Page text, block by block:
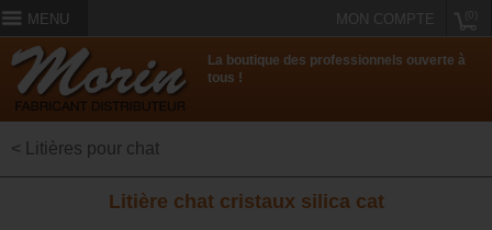
MENU MON COMPTE
La boutique des professionnels ouverte à
tous !
< Litières pour chat
Litière chat cristaux silica cat